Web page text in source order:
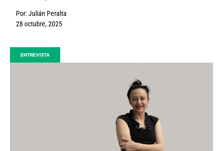
Por:Julián Peralta
28 octubre, 2025
ENTREVISTA